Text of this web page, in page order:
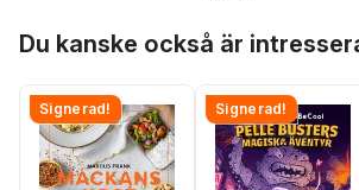
Du kanske också är
Signerad! Signerad!